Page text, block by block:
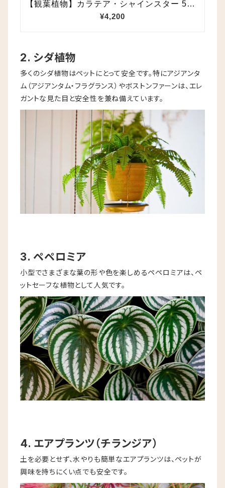
2. シダ植物
多くのシダ植物はペットにとって安全です。特にアジアンタ
ム（アジアンタム・フラグランス）やボストンファーンは、エレ
ガントな見た目と安全性を兼ね備えています。
3. ペペロミア
小型でさまざまな葉の形や色を楽しめるペペロミアは、ペ
ットセーフな植物として人気です。
4. エアプランツ（チランジア）
土を必要とせず、水やりも簡単なエアプランツは、ペットが
興味を持ちにくい点でも安全です。